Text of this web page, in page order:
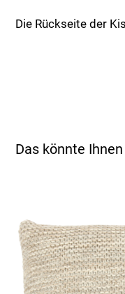
Die Rückseite der
Das könnte